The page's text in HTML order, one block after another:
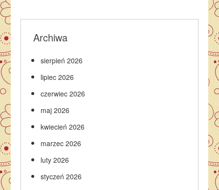
Archiwa
sierpień 2026
lipiec 2026
czerwiec 2026
maj 2026
kwiecień 2026
marzec 2026
luty 2026
styczeń 2026